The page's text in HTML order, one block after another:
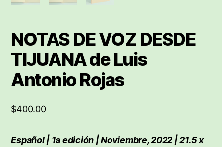
NOTAS DE VOZ DESDE
TIJUANA de Luis
Antonio Rojas
$400.00
Español | 1a edición | Noviembre, 2022 | 21.5 x